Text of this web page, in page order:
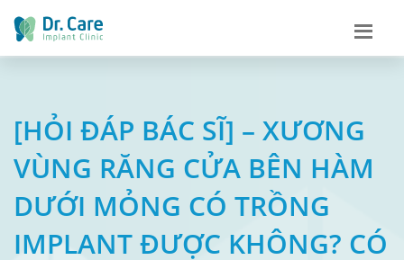
[HỎI ĐÁP BÁC SĨ] – XƯƠNG
VÙNG RĂNG CỬA BÊN HÀM
DƯỚI MỎNG CÓ TRỒNG
IMPLANT ĐƯỢC KHÔNG? CÓ